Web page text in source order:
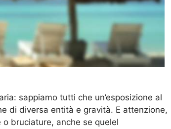
sappiamo tutti che un’esposizione al
di diversa entità e gravità. E attenzione,
bruciature, anche se quelel